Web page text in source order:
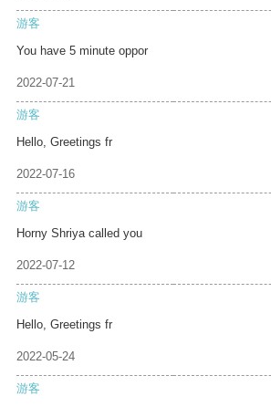
游客
You have 5 minute oppor
2022-07-21
游客
Hello, Greetings fr
2022-07-16
游客
Horny Shriya called you
2022-07-12
游客
Hello, Greetings fr
2022-05-24
游客